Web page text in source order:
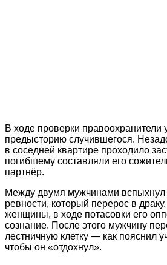
В ходе проверки правоохранители
предысторию случившегося.
в соседней квартире проходило
погибшему составляли его
партнёр.
Между двумя мужчинами вспыхнул
ревности, который перерос в
женщины, в ходе потасовки его
сознание. После этого мужчину
лестничную клетку — как пояснил
чтобы он «отдохнул».